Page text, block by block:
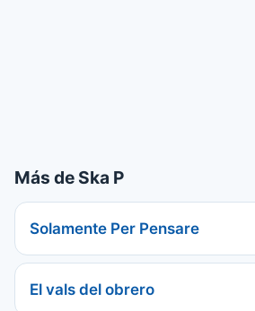
Más de Ska P
Solamente Per Pensare
El vals del obrero